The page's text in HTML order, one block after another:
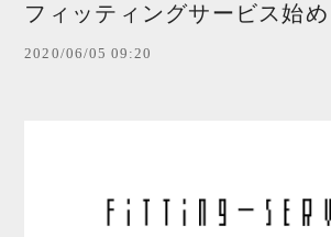
フィッティングサービス始め
2020/06/05 09:20